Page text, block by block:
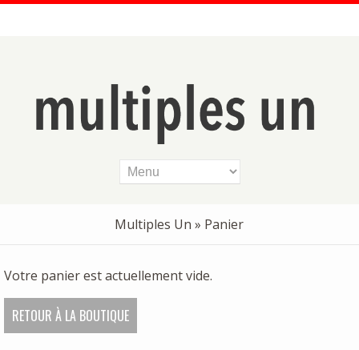
Multiples Un » Panier
Votre panier est actuellement vide.
RETOUR À LA BOUTIQUE